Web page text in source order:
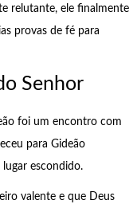
relutante, ele finalmente
provas de fé para
Senhor
foi um encontro com
para Gideão
escondido.
valente e que Deus